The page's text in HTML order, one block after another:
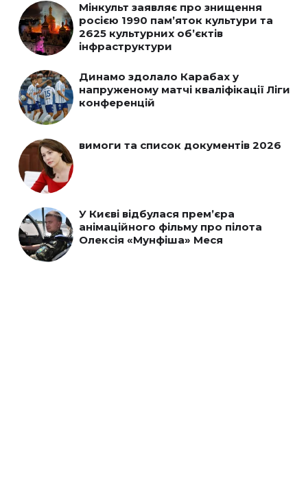
Мінкульт заявляє про знищення
росією 1990 пам’яток культури та
2625 культурних об’єктів
інфраструктури
Динамо здолало Карабах у
напруженому матчі кваліфікації Ліги
конференцій
вимоги та список документів 2026
У Києві відбулася прем’єра
анімаційного фільму про пілота
Олексія «Мунфіша» Меся